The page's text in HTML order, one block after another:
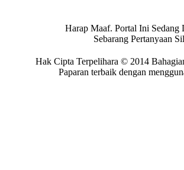
Harap Maaf. Portal Ini Sedang
Sebarang Pertanyaan
Hak Cipta Terpelihara © 2014
Paparan terbaik dengan